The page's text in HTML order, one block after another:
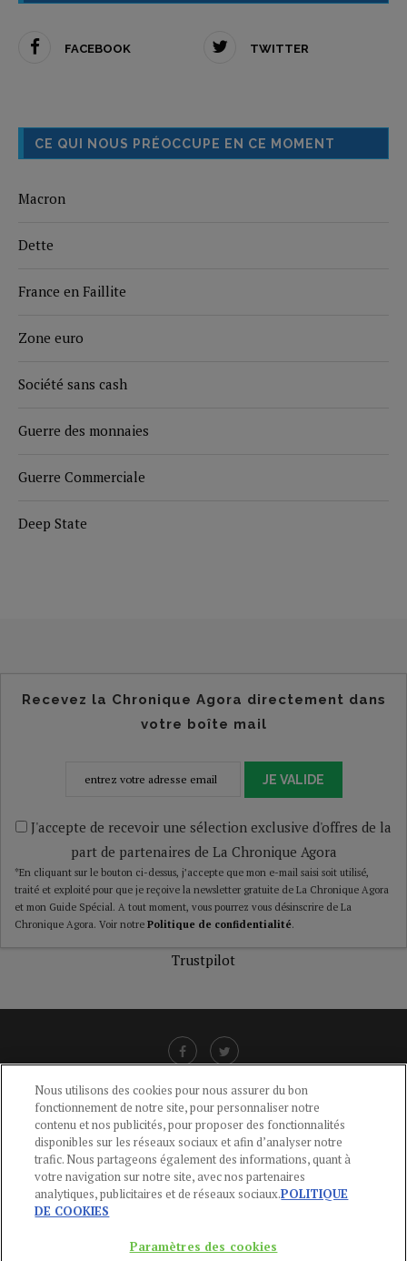
FACEBOOK TWITTER
CE QUI NOUS PRÉOCCUPE EN CE MOMENT
Macron
Dette
France en Faillite
Zone euro
Société sans cash
Guerre des monnaies
Guerre Commerciale
Deep State
Recevez la Chronique Agora directement dans
votre boîte mail
JE VALIDE
J'accepte de recevoir une sélection exclusive d'offres de la
part de partenaires de La Chronique Agora
*En cliquant sur le bouton ci-dessus, j’accepte que mon e-mail saisi soit utilisé,
traité et exploité pour que je reçoive la newsletter gratuite de La Chronique Agora
et mon Guide Spécial. A tout moment, vous pourrez vous désinscrire de La
Chronique Agora. Voir notre Politique de confidentialité.
Trustpilot
LIENS UTILES
CGU-POLITIQUE DE CONFIDENTIALITÉ -POLITIQUE DES COOKIES
MENTIONS LÉGALES -AIDE
CONTACT
Du Lundi au Vendredi, 9h-13h et 14h-17h
Nous utilisons des cookies pour nous assurer du bon
fonctionnement de notre site, pour personnaliser notre
contenu et nos publicités, pour proposer des fonctionnalités
disponibles sur les réseaux sociaux et afin d’analyser notre
trafic. Nous partageons également des informations, quant à
votre navigation sur notre site, avec nos partenaires
analytiques, publicitaires et de réseaux sociaux.POLITIQUE
DE COOKIES
Paramètres des cookies